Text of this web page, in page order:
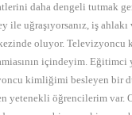
daha dengeli tutmak
ile uğraşıyorsanız, iş
oluyor.
içindeyim. Eğitimci
kimliğimi besleyen bir
yetenekli öğrencilerim var.